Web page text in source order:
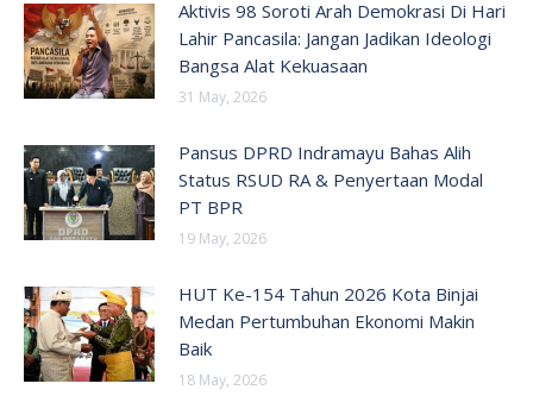
Aktivis 98 Soroti Arah Demokrasi Di Hari
Lahir Pancasila: Jangan Jadikan Ideologi
Bangsa Alat Kekuasaan
31 May, 2026
Pansus DPRD Indramayu Bahas Alih
Status RSUD RA & Penyertaan Modal
PT BPR
19 May, 2026
HUT Ke-154 Tahun 2026 Kota Binjai
Medan Pertumbuhan Ekonomi Makin
Baik
18 May, 2026